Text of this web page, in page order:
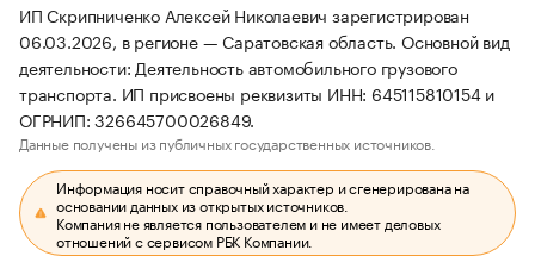
ИП Скрипниченко Алексей Николаевич зарегистрирован
06.03.2026, в регионе — Саратовская область. Основной вид
деятельности: Деятельность автомобильного грузового
транспорта. ИП присвоены реквизиты ИНН: 645115810154 и
ОГРНИП: 326645700026849.
Данные получены из публичных государственных источников.
Информация носит справочный характер и сгенерирована на
основании данных из открытых источников.
Компания не является пользователем и не имеет деловых
отношений с сервисом РБК Компании.